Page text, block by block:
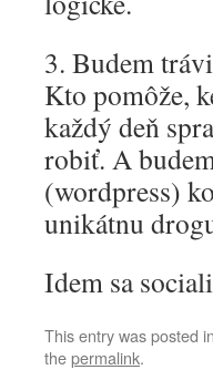
3. Budem
Kto pomôže,
každý deň
robiť. A
(wordpress)
unikátnu
Idem sa
This entry was posted in
thepermalink.